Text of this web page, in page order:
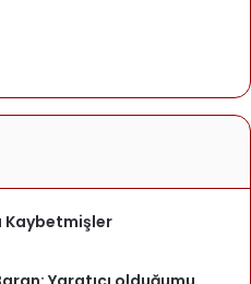
Kaybetmişler